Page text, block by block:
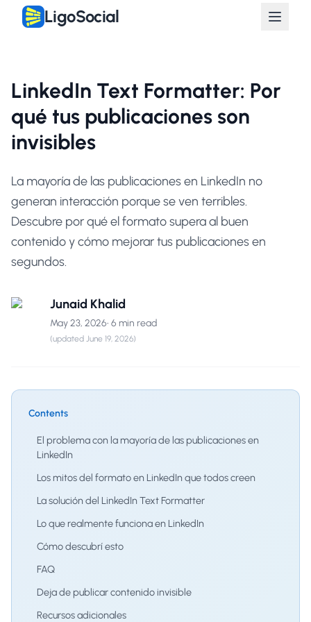
LigoSocial
LinkedIn Text Formatter: Por
qué tus publicaciones son
invisibles
La mayoría de las publicaciones en LinkedIn no
generan interacción porque se ven terribles.
Descubre por qué el formato supera al buen
contenido y cómo mejorar tus publicaciones en
segundos.
Junaid Khalid
May 23, 2026• 6 min read
(updated June 19, 2026)
Contents
El problema con la mayoría de las publicaciones en
LinkedIn
Los mitos del formato en LinkedIn que todos creen
La solución del LinkedIn Text Formatter
Lo que realmente funciona en LinkedIn
Cómo descubrí esto
FAQ
Deja de publicar contenido invisible
Recursos adicionales